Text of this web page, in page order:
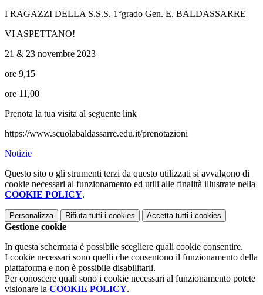
I RAGAZZI DELLA S.S.S. 1°grado Gen. E. BALDASSARRE
VI ASPETTANO!
21 & 23 novembre 2023
ore 9,15
ore 11,00
Prenota la tua visita al seguente link
https://www.scuolabaldassarre.edu.it/prenotazioni
Notizie
Questo sito o gli strumenti terzi da questo utilizzati si avvalgono di
cookie necessari al funzionamento ed utili alle finalità illustrate nella
COOKIE POLICY.
Personalizza Rifiuta tutti i cookies Accetta tutti i cookies
Gestione cookie
In questa schermata è possibile scegliere quali cookie consentire.
I cookie necessari sono quelli che consentono il funzionamento della
piattaforma e non è possibile disabilitarli.
Per conoscere quali sono i cookie necessari al funzionamento potete
visionare la COOKIE POLICY.